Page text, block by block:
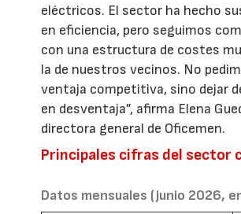
eléctricos. El sector ha hecho
en eficiencia, pero seguimos
con una estructura de costes
la de nuestros vecinos. No
ventaja competitiva, sino dejar
en desventaja”, afirma Elena
directora general de Oficemen.
Principales cifras del sector
Datos mensuales (junio 2026,